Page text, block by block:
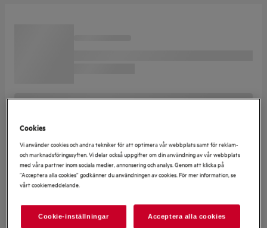
Cookies
Vi använder cookies och andra tekniker för att optimera vår webbplats samt för reklam-
och marknadsföringssyften. Vi delar också uppgifter om din användning av vår webbplats
med våra partner inom sociala medier, annonsering och analys. Genom att klicka på
”Acceptera alla cookies” godkänner du användningen av cookies. För mer information, se
vårt cookiemeddelande.
Cookie-inställningar Acceptera alla cookies